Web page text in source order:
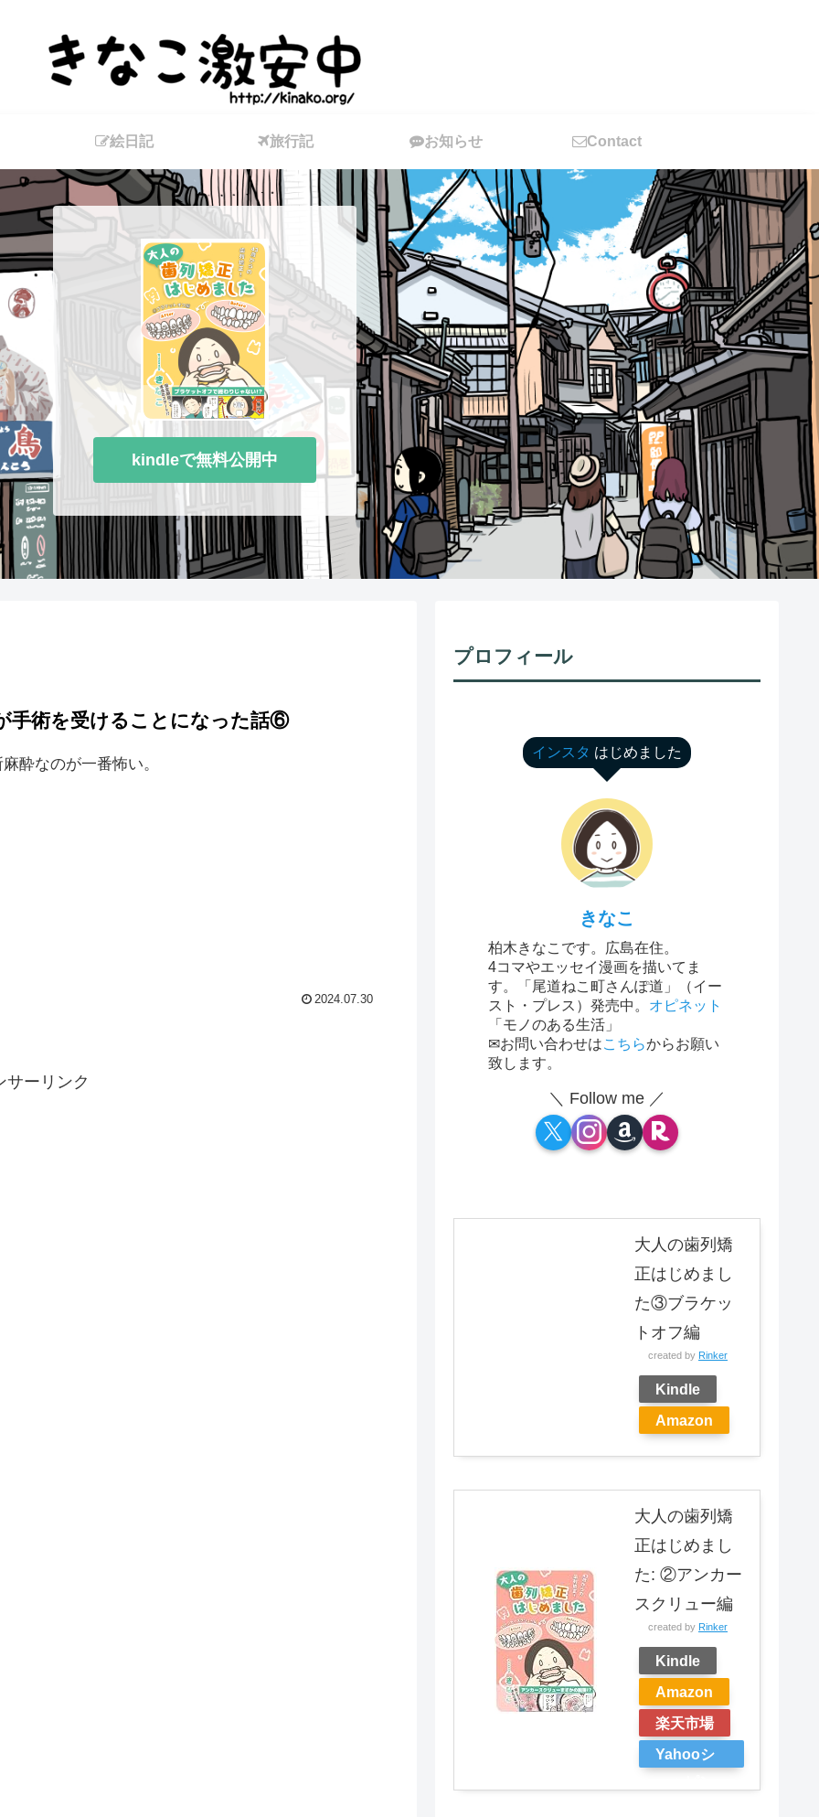
絵日記 旅行記 お知らせ Contact
kindleで無料公開中
手術を受けることになった話⑥
酔なのが一番怖い。
2024.07.30
サーリンク
プロフィール
インスタ はじめました
きなこ
柏木きなこです。広島在住。
4コマやエッセイ漫画を描いてま
す。「尾道ねこ町さんぽ道」（イー
スト・プレス）発売中。 オピネット
「モノのある生活」
✉お問い合わせはこちらからお願い
致します。
＼ Follow me ／
大人の歯列矯
正はじめまし
た③ブラケッ
トオフ編
created by Rinker
Kindle
Amazon
大人の歯列矯
正はじめまし
た: ②アンカー
スクリュー編
created by Rinker
Kindle
Amazon
楽天市場
Yahooシ